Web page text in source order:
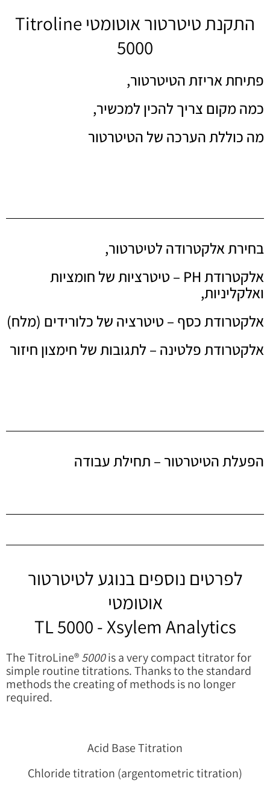
התקנת טיטרטור אוטומטי Titroline
5000
פתיחת אריזת הטיטרטור,
כמה מקום צריך להכין למכשיר,
מה כוללת הערכה של הטיטרטור
בחירת אלקטרודה לטיטרטור,
אלקטרודת PH – טיטרציות של חומציות
ואלקליניות,
אלקטרודת כסף – טיטרציה של כלורידים (מלח)
אלקטרודת פלטינה – לתגובות של חימצון חיזור
הפעלת הטיטרטור – תחילת עבודה
לפרטים נוספים בנוגע לטיטרטור
אוטומטי
TL 5000 - Xsylem Analytics
The TitroLine®5000is a very compact titrator for
simple routine titrations. Thanks to the standard
methods the creating of methods is no longer
required.
Acid Base Titration
Chloride titration (argentometric titration)